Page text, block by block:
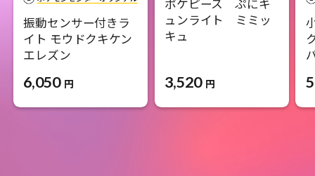
振動センサー付きラ
イト モウドクキケン
エレズン
6,050 円
ポケピース ぷにキ
ュンライト ミミッ
キュ
3,520 円